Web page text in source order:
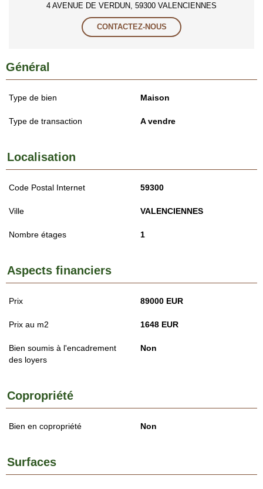
4 AVENUE DE VERDUN, 59300 VALENCIENNES
CONTACTEZ-NOUS
Général
Type de bien Maison
Type de transaction A vendre
Localisation
Code Postal Internet 59300
Ville VALENCIENNES
Nombre étages 1
Aspects financiers
Prix 89000 EUR
Prix au m2 1648 EUR
Bien soumis à l'encadrement
des loyers
Non
Copropriété
Bien en copropriété Non
Surfaces